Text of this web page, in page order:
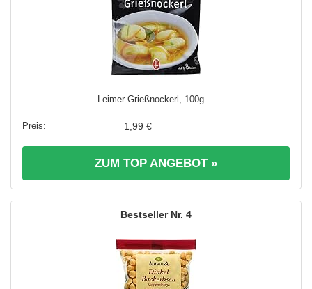
Leimer Grießnockerl, 100g ...
1,99 €
ZUM TOP ANGEBOT »
4